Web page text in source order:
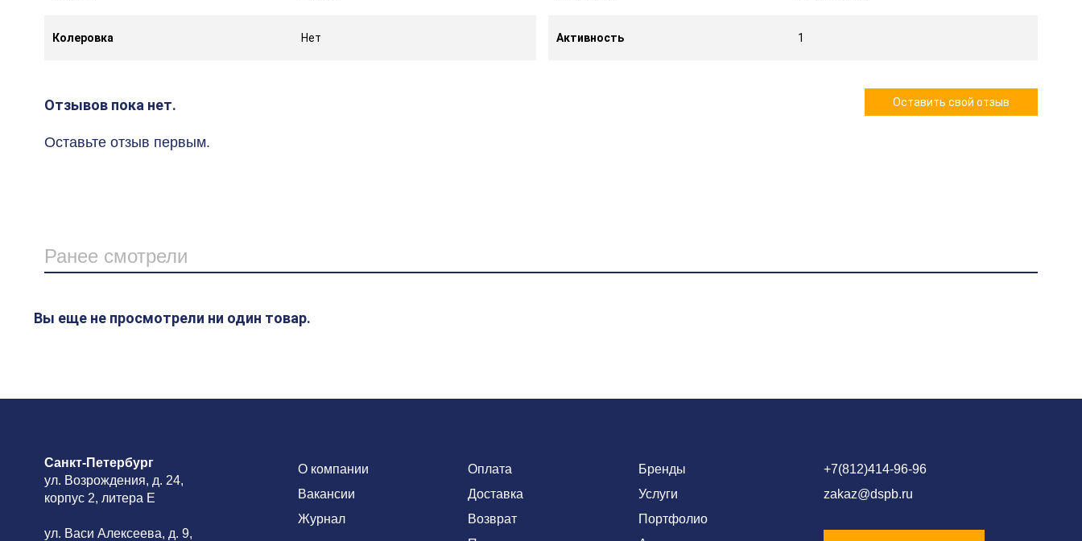
Колеровка Нет Активность 1
Оставить свой отзыв
Отзывов пока нет.
Оставьте отзыв первым.
Ранее смотрели
Вы еще не просмотрели ни один товар.
Санкт-Петербург
ул. Возрождения, д. 24,
корпус 2, литера Е
ул. Васи Алексеева, д. 9,
О компании
Вакансии
Журнал
Оплата
Доставка
Возврат
Бренды
Услуги
Портфолио
+7(812)414-96-96
zakaz@dspb.ru